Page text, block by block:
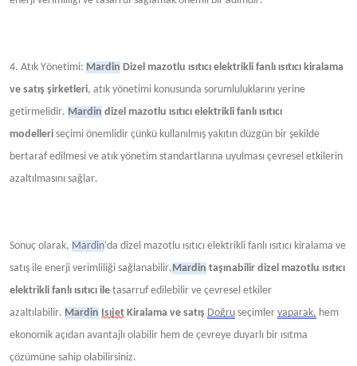
4. Atık Yönetimi: Mardin Dizel mazotlu ısıtıcı elektrikli fanlı ısıtıcı kiralama
ve satış şirketleri, atık yönetimi konusunda sorumluluklarını yerine
getirmelidir. Mardin dizel mazotlu ısıtıcı elektrikli fanlı ısıtıcı
modelleri seçimi önemlidir çünkü kullanılmış yakıtın düzgün bir şekilde
bertaraf edilmesi ve atık yönetim standartlarına uyulması çevresel etkilerin
azaltılmasını sağlar.
Sonuç olarak, Mardin'da dizel mazotlu ısıtıcı elektrikli fanlı ısıtıcı kiralama ve
satış ile enerji verimliliği sağlanabilir,Mardin taşınabilir dizel mazotlu ısıtıcı
elektrikli fanlı ısıtıcı ile tasarruf edilebilir ve çevresel etkiler
azaltılabilir. Mardin Isıjet Kiralama ve satış Doğru seçimler yaparak, hem
ekonomik açıdan avantajlı olabilir hem de çevreye duyarlı bir ısıtma
çözümüne sahip olabilirsiniz.